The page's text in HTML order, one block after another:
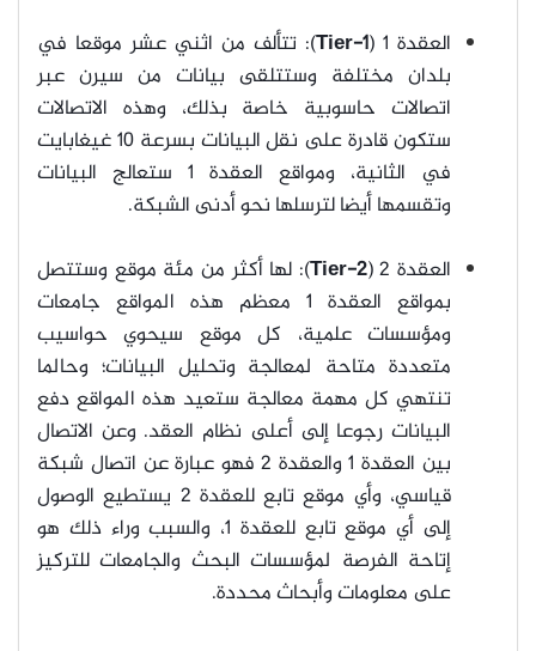
العقدة 1 (
Tier-1): تتألف من اثني عشر موقعا في
بلدان مختلفة وستتلقى بيانات من سيرن عبر
اتصالات حاسوبية خاصة بذلك، وهذه الاتصالات
ستكون قادرة على نقل البيانات بسرعة 10 غيغابايت
في الثانية، ومواقع العقدة 1 ستعالج البيانات
وتقسمها أيضا لترسلها نحو أدنى الشبكة.
العقدة 2 (
Tier-2): لها أكثر من مئة موقع وستتصل
بمواقع العقدة 1 معظم هذه المواقع جامعات
ومؤسسات علمية، كل موقع سيحوي حواسيب
متعددة متاحة لمعالجة وتحليل البيانات؛ وحالما
تنتهي كل مهمة معالجة ستعيد هذه المواقع دفع
البيانات رجوعا إلى أعلى نظام العقد. وعن الاتصال
بين العقدة 1 والعقدة 2 فهو عبارة عن اتصال شبكة
قياسي، وأي موقع تابع للعقدة 2 يستطيع الوصول
إلى أي موقع تابع للعقدة 1، والسبب وراء ذلك هو
إتاحة الفرصة لمؤسسات البحث والجامعات للتركيز
على معلومات وأبحاث محددة.